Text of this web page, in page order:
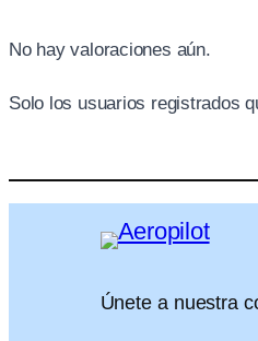
No hay valoraciones aún.
Solo los usuarios registrados
Únete a nuestra